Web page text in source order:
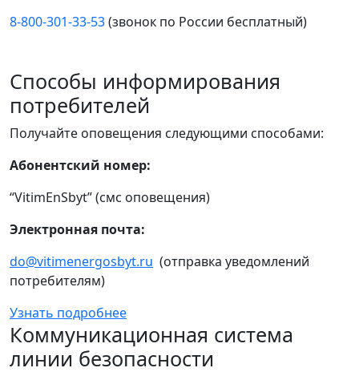
8-800-301-33-53(звонок по России бесплатный)
Способы информирования
потребителей
Получайте оповещения следующими способами:
Абонентский номер:
“VitimEnSbyt” (смс оповещения)
Электронная почта:
do@vitimenergosbyt.ru (отправка уведомлений
потребителям)
Узнать подробнее
Коммуникационная система
линии безопасности